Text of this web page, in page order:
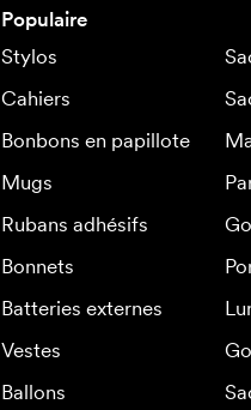
Populaire
Stylos
Cahiers
Bonbons en papillote
Mugs
Rubans adhésifs
Bonnets
Batteries externes
Vestes
Ballons